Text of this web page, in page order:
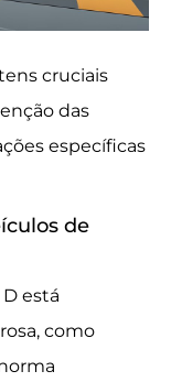
cruciais
das
específicas
de
está
como